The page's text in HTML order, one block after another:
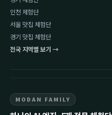
인천 체험단
서울 맛집 체험단
경기 맛집 체험단
전국 지역별 보기 →
MODAN FAMILY